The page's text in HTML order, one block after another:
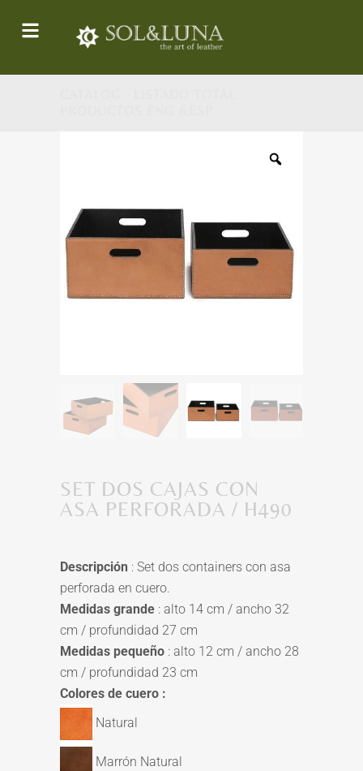
SET DOS CAJAS CON
ASA PERFORADA / H490
Descripción : Set dos containers con asa
perforada en cuero.
Medidas grande : alto 14 cm / ancho 32
cm / profundidad 27 cm
Medidas pequeño : alto 12 cm / ancho 28
cm / profundidad 23 cm
Colores de cuero :
Natural
Marrón Natural